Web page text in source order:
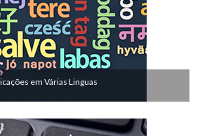
em Várias Linguas